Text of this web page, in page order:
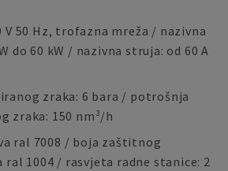
V 50 Hz, trofazna mreža / nazivna
do 60 kW / nazivna struja: od 60 A
zraka: 6 bara / potrošnja
zraka: 150 nm³/h
ral 7008 / boja zaštitnog
ral 1004 / rasvjeta radne stanice: 2